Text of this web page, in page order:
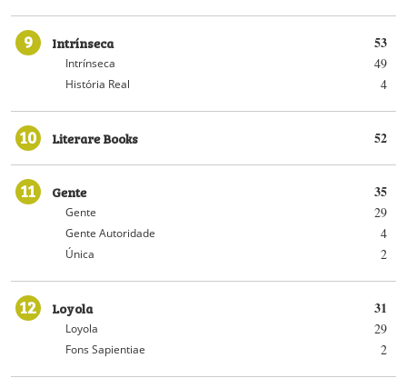
9 53
Intrínseca
49
Intrínseca
4
História Real
10 52
Literare Books
11 35
Gente
29
Gente
4
Gente Autoridade
2
Única
12 31
Loyola
29
Loyola
2
Fons Sapientiae